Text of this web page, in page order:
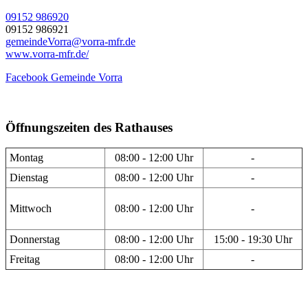
09152 986920
09152 986921
gemeindeVorra@vorra-mfr.de
www.vorra-mfr.de/
Facebook Gemeinde Vorra
Öffnungszeiten des Rathauses
Montag 08:00 - 12:00 Uhr
-
Dienstag
08:00 - 12:00 Uhr -
Mittwoch 08:00 - 12:00 Uhr -
Donnerstag 08:00 - 12:00 Uhr
15:00 - 19:30 Uhr
Freitag
08:00 - 12:00 Uhr -